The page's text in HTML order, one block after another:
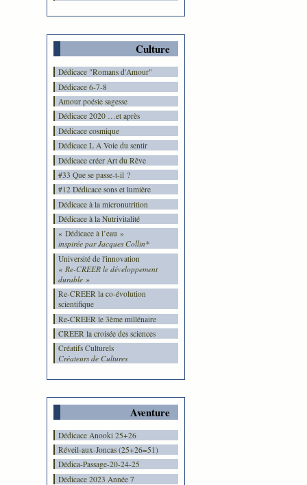
Culture
Dédicace "Romans d'Amour"
Dédicace 6-7-8
Amour poésie sagesse
Dédicace 2020 …et après
Dédicace cosmique
Dédicace L A Voie du sentir
Dédicace créer Art du Rêve
#33 Que se passe-t-il ?
#12 Dédicace sons et lumière
Dédicace à la micronutrition
Dédicace à la Nutrivitalité
« Dédicace à l’eau »
inspirée par Jacques Collin*
Université de l'innovation
« Re-CREER le développement
durable »
Re-CREER la co-évolution
scientifique
Re-CREER le 3ème millénaire
CREER la croisée des sciences
Créatifs Culturels
Créateurs de Cultures
Aventure
Dédicace Anooki 25+26
Réveil-aux-Joncas (25+26=51)
Dédica-Passage-20-24-25
Dédicace 2023 Année 7